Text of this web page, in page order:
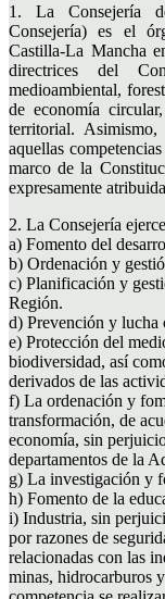
1. La Consejería
Consejería) es el
Castilla-La Mancha
directrices del
medioambiental,
de economía
territorial.
aquellas
marco de la
expresamente
2. La Consejería
a) Fomento del
b) Ordenación y
c) Planificación y
Región.
d) Prevención y lucha
e) Protección del
biodiversidad, así
derivados de las
f) La ordenación y
transformación, de
economía, sin
departamentos de la
g) La investigación y
h) Fomento de la
i) Industria, sin
por razones de
relacionadas con las
minas, hidrocarburos